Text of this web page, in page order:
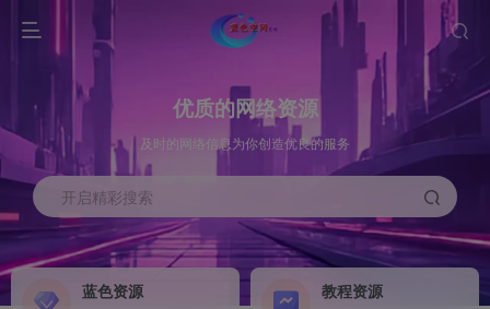
优质的网络资源
及时的网络信息为你创造优良的服务
开启精彩搜索
蓝色资源 教程资源